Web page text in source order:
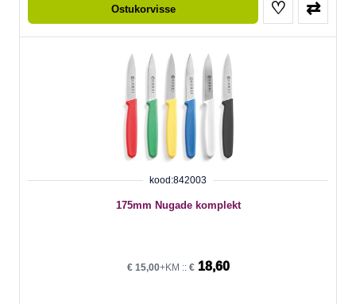
Ostukorvisse ♡ ⇄
kood:842003
175mm Nugade komplekt
€15,00+KM :: €18,60